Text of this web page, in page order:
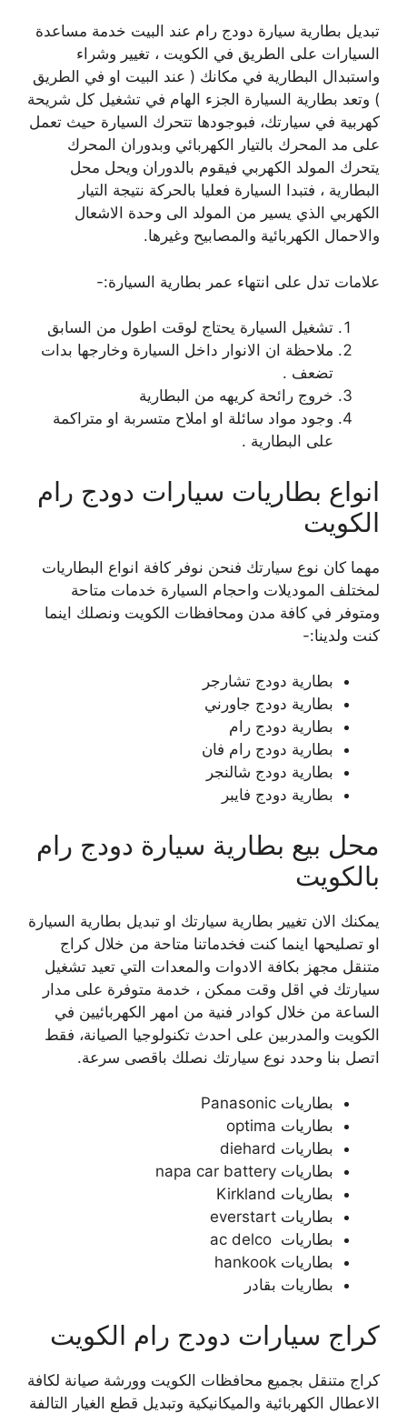
تبديل بطارية سيارة دودج رام عند البيت خدمة مساعدة
السيارات على الطريق في الكويت ، تغيير وشراء
واستبدال البطارية في مكانك ( عند البيت او في الطريق
) وتعد بطارية السيارة الجزء الهام في تشغيل كل شريحة
كهربية في سيارتك، فبوجودها تتحرك السيارة حيث تعمل
على مد المحرك بالتيار الكهربائي وبدوران المحرك
يتحرك المولد الكهربي فيقوم بالدوران ويحل محل
البطارية ، فتبدا السيارة فعليا بالحركة نتيجة التيار
الكهربي الذي يسير من المولد الى وحدة الاشعال
والاحمال الكهربائية والمصابيح وغيرها.
علامات تدل على انتهاء عمر بطارية السيارة:-
تشغيل السيارة يحتاج لوقت اطول من السابق
ملاحظة ان الانوار داخل السيارة وخارجها بدات
تضعف .
خروج رائحة كريهه من البطارية
وجود مواد سائلة او املاح متسربة او متراكمة
على البطارية .
انواع بطاريات سيارات دودج رام
الكويت
مهما كان نوع سيارتك فنحن نوفر كافة انواع البطاريات
لمختلف الموديلات واحجام السيارة خدمات متاحة
ومتوفر في كافة مدن ومحافظات الكويت ونصلك اينما
كنت ولدينا:-
بطارية دودج تشارجر
بطارية دودج جاورني
بطارية دودج رام
بطارية دودج رام فان
بطارية دودج شالنجر
بطارية دودج فايبر
محل بيع بطارية سيارة دودج رام
بالكويت
يمكنك الان تغيير بطارية سيارتك او تبديل بطارية السيارة
او تصليحها اينما كنت فخدماتنا متاحة من خلال كراج
متنقل مجهز بكافة الادوات والمعدات التي تعيد تشغيل
سيارتك في اقل وقت ممكن ، خدمة متوفرة على مدار
الساعة من خلال كوادر فنية من امهر الكهربائيين في
الكويت والمدربين على احدث تكنولوجيا الصيانة، فقط
اتصل بنا وحدد نوع سيارتك نصلك باقصى سرعة.
بطاريات Panasonic
بطاريات optima
بطاريات diehard
بطاريات napa car battery
بطاريات Kirkland
بطاريات everstart
بطاريات ac delco
بطاريات hankook
بطاريات بقادر
كراج سيارات دودج رام الكويت
كراج متنقل بجميع محافظات الكويت وورشة صيانة لكافة
الاعطال الكهربائية والميكانيكية وتبديل قطع الغيار التالفة